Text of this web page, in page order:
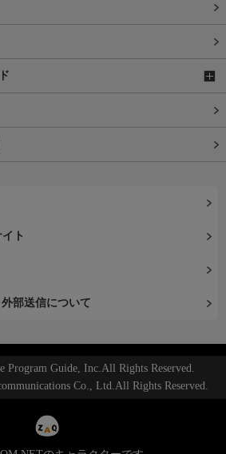
ト
部送信について
Program Guide, Inc.All Rights Reserved.
Co., Ltd.All Rights Reserved.